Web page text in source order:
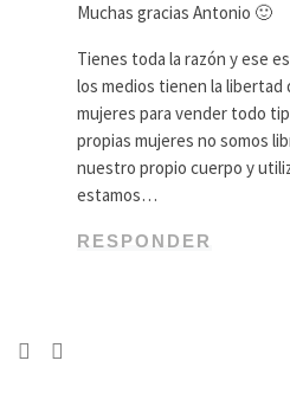
Muchas gracias Antonio 🙂
Tienes toda la razón y ese
los medios tienen la
mujeres para vender todo
propias mujeres no somos
nuestro propio cuerpo y
estamos…
RESPONDER